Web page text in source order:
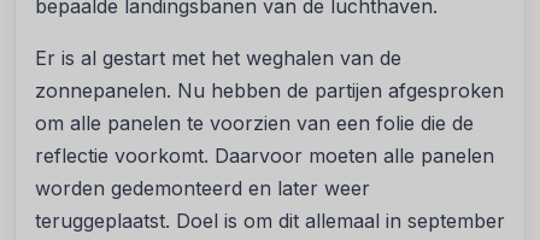
bepaalde landingsbanen van de luchthaven.
Er is al gestart met het weghalen van de
zonnepanelen. Nu hebben de partijen afgesproken
om alle panelen te voorzien van een folie die de
reflectie voorkomt. Daarvoor moeten alle panelen
worden gedemonteerd en later weer
teruggeplaatst. Doel is om dit allemaal in september